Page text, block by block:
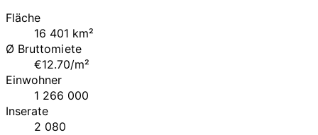
Fläche
16 401 km²
Ø Bruttomiete
€12.70/m²
Einwohner
1 266 000
Inserate
2 080